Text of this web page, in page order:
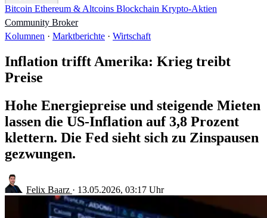
Bitcoin Ethereum & Altcoins Blockchain Krypto-Aktien
Community Broker
Kolumnen · Marktberichte · Wirtschaft
Inflation trifft Amerika: Krieg treibt
Preise
Hohe Energiepreise und steigende Mieten
lassen die US-Inflation auf 3,8 Prozent
klettern. Die Fed sieht sich zu Zinspausen
gezwungen.
Felix Baarz · 13.05.2026, 03:17 Uhr